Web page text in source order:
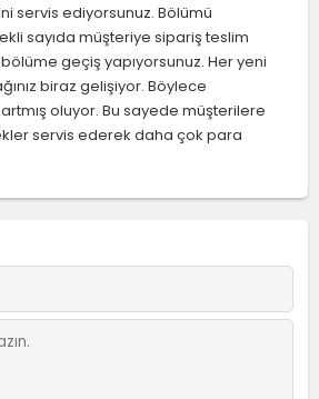
servis ediyorsunuz. Bölümü
sayıda müşteriye sipariş teslim
geçiş yapıyorsunuz. Her yeni
biraz gelişiyor. Böylece
oluyor. Bu sayede müşterilere
servis ederek daha çok para